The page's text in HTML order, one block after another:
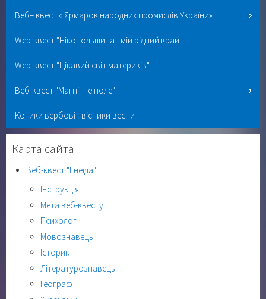
Веб– квест « Ярмарок народних промислів України»
Web-квест "Нікопольщина - мій рідний край!"
Web-квест "Цікавий світ материків"
Веб-квест "Магнітне поле"
Котики вербові - вісники весни
Карта сайта
Веб-квест "Енеїда"
Інструкція
Мета веб-квесту
Психолог
Мовознавець
Історик
Літературознавець
Географ